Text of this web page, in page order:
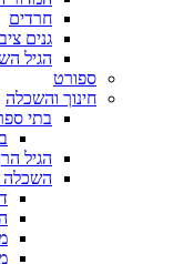
חרדים
גנים
הגיל
ספורט
חינוך והשכלה
בתי
הגיל
השכלה